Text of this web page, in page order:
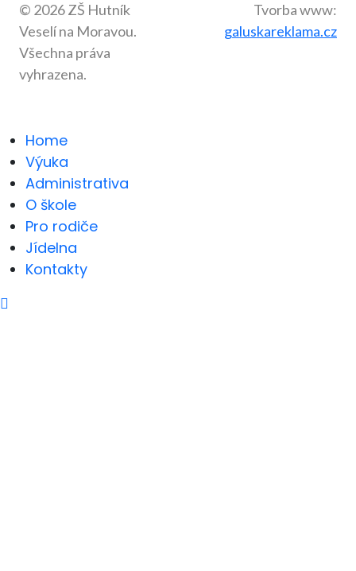
© 2026 ZŠ Hutník
Veselí na Moravou.
Všechna práva
vyhrazena.
Tvorba www:
galuskareklama.cz
Home
Výuka
Administrativa
O škole
Pro rodiče
Jídelna
Kontakty